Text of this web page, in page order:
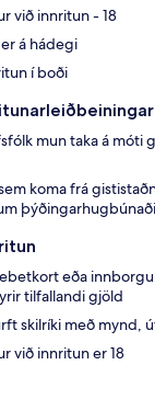
við innritun - 18
á hádegi
í boði
mun taka á móti
koma frá
þýðingarhugbúnaði
eða
tilfallandi gjöld
skilríki með mynd,
við innritun er 18